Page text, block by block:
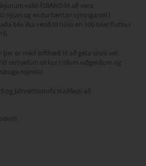
valdi ÍSBAND til að vera
nýjan og endurbættan sýningarsal í
bíla líka verið til húsa en 100 bílar fluttu í
þar er mikil lofthæð til að geta sinnt vel
sérhæfum okkur í öllum viðgerðum og
reynslu.
og Jafnréttisstofa staðfesti að